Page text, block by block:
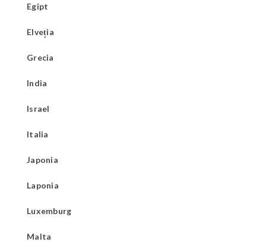
Egipt
Elveția
Grecia
India
Israel
Italia
Japonia
Laponia
Luxemburg
Malta